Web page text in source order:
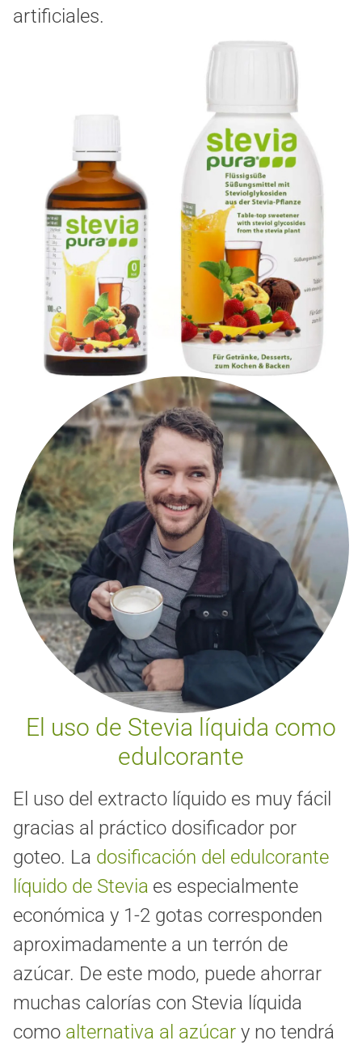
artificiales.
El uso de Stevia líquida como
edulcorante
El uso del extracto líquido es muy fácil
gracias al práctico dosificador por
goteo. La dosificación del edulcorante
líquido de Stevia es especialmente
económica y 1-2 gotas corresponden
aproximadamente a un terrón de
azúcar. De este modo, puede ahorrar
muchas calorías con Stevia líquida
como alternativa al azúcar y no tendrá